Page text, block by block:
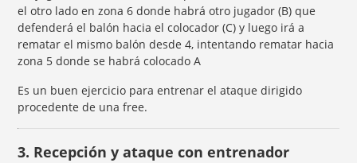
el otro lado en zona 6 donde habrá otro jugador (B) que
defenderá el balón hacia el colocador (C) y luego irá a
rematar el mismo balón desde 4, intentando rematar hacia
zona 5 donde se habrá colocado A
Es un buen ejercicio para entrenar el ataque dirigido
procedente de una free.
3. Recepción y ataque con entrenador